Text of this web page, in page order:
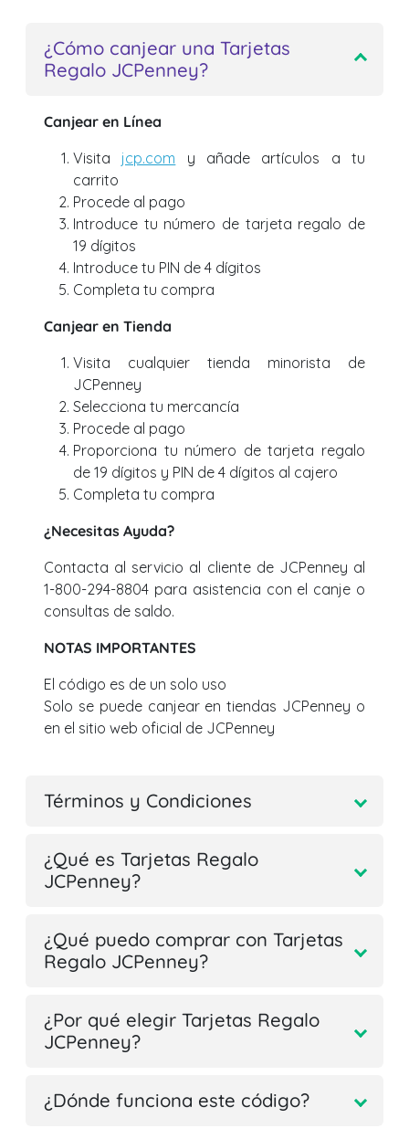
¿Cómo canjear una Tarjetas
Regalo JCPenney?
Canjear en Línea
Visita jcp.com y añade artículos a tu
carrito
Procede al pago
Introduce tu número de tarjeta regalo de
19 dígitos
Introduce tu PIN de 4 dígitos
Completa tu compra
Canjear en Tienda
Visita cualquier tienda minorista de
JCPenney
Selecciona tu mercancía
Procede al pago
Proporciona tu número de tarjeta regalo
de 19 dígitos y PIN de 4 dígitos al cajero
Completa tu compra
¿Necesitas Ayuda?
Contacta al servicio al cliente de JCPenney al
1-800-294-8804 para asistencia con el canje o
consultas de saldo.
NOTAS IMPORTANTES
El código es de un solo uso
Solo se puede canjear en tiendas JCPenney o
en el sitio web oficial de JCPenney
Términos y Condiciones
¿Qué es Tarjetas Regalo
JCPenney?
¿Qué puedo comprar con Tarjetas
Regalo JCPenney?
¿Por qué elegir Tarjetas Regalo
JCPenney?
¿Dónde funciona este código?